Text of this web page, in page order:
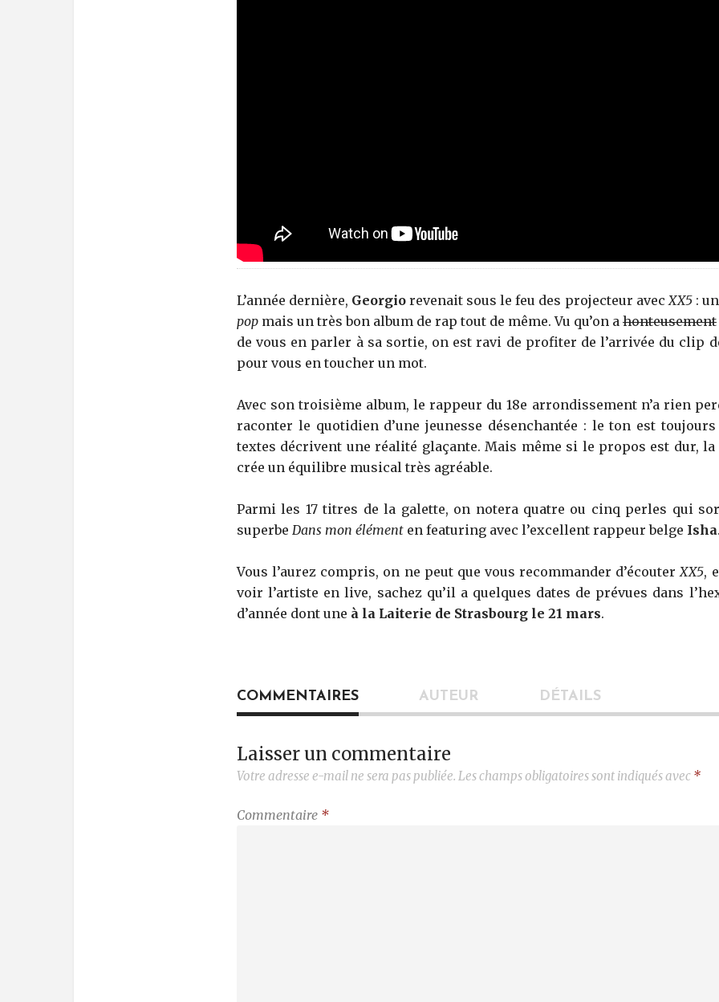
L’année dernière, Georgio revenait sous le feu des projecteur avecXX5:
pop mais un très bon album de rap tout de même. Vu qu’on a honteusement
de vous en parler à sa sortie, on est ravi de profiter de l’arrivée du clip
pour vous en toucher un mot.
Avec son troisième album, le rappeur du 18e arrondissement n’a rien
raconter le quotidien d’une jeunesse désenchantée : le ton est
textes décrivent une réalité glaçante. Mais même si le propos est dur,
crée un équilibre musical très agréable.
Parmi les 17 titres de la galette, on notera quatre ou cinq perles qui
superbe Dans mon élément en featuring avec l’excellent rappeur belge Isha
Vous l’aurez compris, on ne peut que vous recommander d’écouterXX5,
voir l’artiste en live, sachez qu’il a quelques dates de prévues dans
d’année dont une à la Laiterie de Strasbourg le 21 mars.
COMMENTAIRES AUTEUR DÉTAILS
Laisser un commentaire
Votre adresse e-mail ne sera pas publiée. Les champs obligatoires sont indiqués avec *
Commentaire *